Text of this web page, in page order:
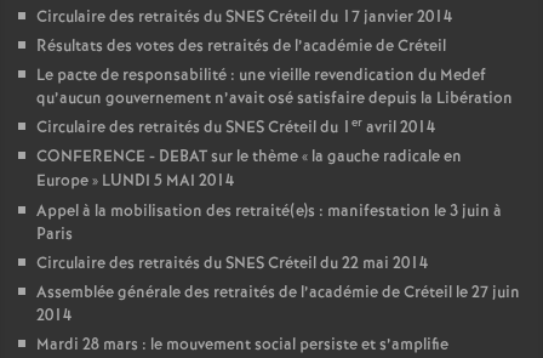
Circulaire des retraités duSNESCréteil du 17 janvier 2014
Résultats des votes des retraités de l’académie de Créteil
Le pacte de responsabilité : une vieille revendication du Medef
qu’aucun gouvernement n’avait osé satisfaire depuis la Libération
Circulaire des retraités duSNESCréteil du 1 er avril 2014
CONFERENCE - DEBATsur le thème « la gauche radicale en
Europe» LUNDI 5 MAI 2014
Appel à la mobilisation des retraité(e)s : manifestation le 3 juin à
Paris
Circulaire des retraités duSNESCréteil du 22 mai 2014
Assemblée générale des retraités de l’académie de Créteil le 27 juin
2014
Mardi 28 mars : le mouvement social persiste et s’amplifie